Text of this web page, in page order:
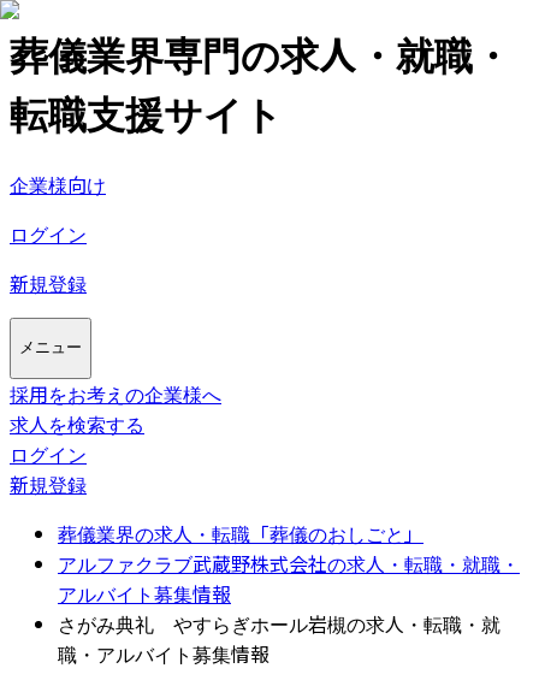
葬儀業界専門の求人・就職・
転職支援サイト
企業様向け
ログイン
新規登録
メニュー
採用をお考えの企業様へ
求人を検索する
ログイン
新規登録
葬儀業界の求人・転職「葬儀のおしごと」
アルファクラブ武蔵野株式会社の求人・転職・就職・
アルバイト募集情報
さがみ典礼 やすらぎホール岩槻の求人・転職・就
職・アルバイト募集情報